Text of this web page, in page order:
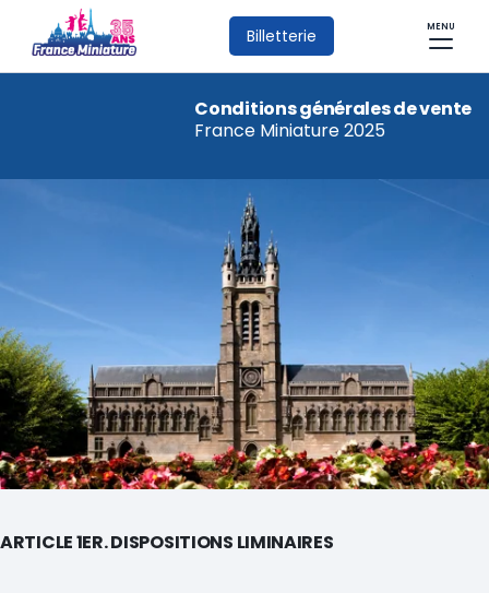
Billetterie MENU
Conditions générales de vente
France Miniature 2025
ARTICLE 1ER. DISPOSITIONS LIMINAIRES